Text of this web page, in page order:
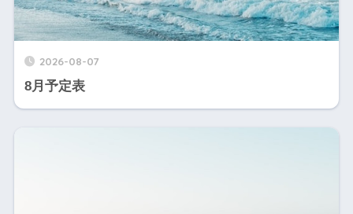
2026-08-07
8月予定表